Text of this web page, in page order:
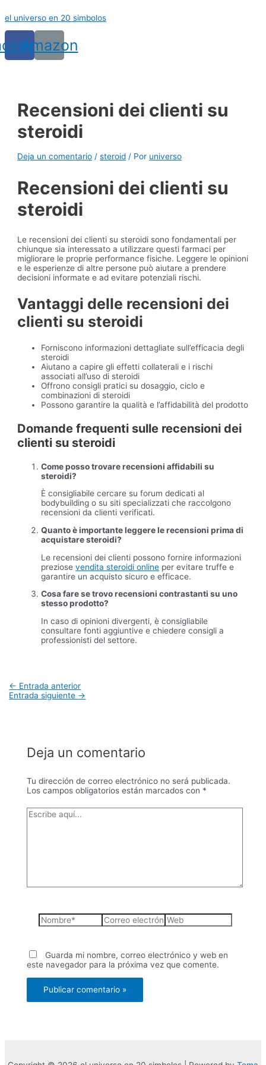
al
el universo en 20 simbolos
Amazon
Recensioni dei clienti su
steroidi
Deja un comentario /steroid / Por universo
Recensioni dei clienti su
steroidi
Le recensioni dei clienti su steroidi sono fondamentali per
chiunque sia interessato a utilizzare questi farmaci per
migliorare le proprie performance fisiche. Leggere le opinioni
e le esperienze di altre persone può aiutare a prendere
decisioni informate e ad evitare potenziali rischi.
Vantaggi delle recensioni dei
clienti su steroidi
Forniscono informazioni dettagliate sull’efficacia degli
steroidi
Aiutano a capire gli effetti collaterali e i rischi
associati all’uso di steroidi
Offrono consigli pratici su dosaggio, ciclo e
combinazioni di steroidi
Possono garantire la qualità e l’affidabilità del prodotto
Domande frequenti sulle recensioni dei
clienti su steroidi
Come posso trovare recensioni affidabili su
steroidi?
È consigliabile cercare su forum dedicati al
bodybuilding o su siti specializzati che raccolgono
recensioni da clienti verificati.
Quanto è importante leggere le recensioni prima di
acquistare steroidi?
Le recensioni dei clienti possono fornire informazioni
preziosevendita steroidi online per evitare truffe e
garantire un acquisto sicuro e efficace.
Cosa fare se trovo recensioni contrastanti su uno
stesso prodotto?
In caso di opinioni divergenti, è consigliabile
consultare fonti aggiuntive e chiedere consigli a
professionisti del settore.
Navegación
de
← Entrada anterior
Entrada siguiente →
Deja un comentario
Tu dirección de correo electrónico no será publicada.
Los campos obligatorios están marcados con *
Escribe
Nombre*
Correo
electrónico*
Web
Guarda mi nombre, correo electrónico y web en
este navegador para la próxima vez que comente.